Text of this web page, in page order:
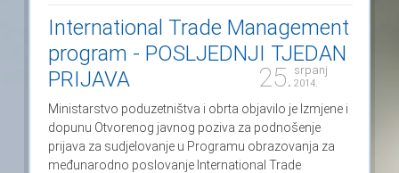
25. srpanj
2014.
International Trade Management
program - POSLJEDNJI TJEDAN
PRIJAVA
Ministarstvo poduzetništva i obrta objavilo je Izmjene i
dopunu Otvorenog javnog poziva za podnošenje
prijava za sudjelovanje u Programu obrazovanja za
međunarodno poslovanje International Trade